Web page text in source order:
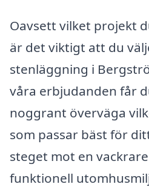
Oavsett vilket projekt
är det viktigt att du
stenläggning i
våra erbjudanden får
noggrant överväga
som passar bäst för
steget mot en
funktionell